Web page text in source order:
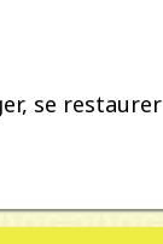
se restaurer